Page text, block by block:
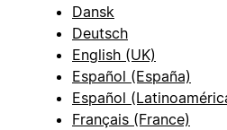
Dansk
Deutsch
English (UK)
Español (España)
Español
Français (France)